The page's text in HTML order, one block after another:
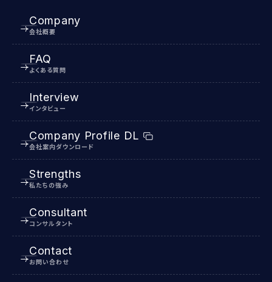
Company
会社概要
FAQ
よくある質問
Interview
インタビュー
Company Profile DL
会社案内ダウンロード
Strengths
私たちの強み
Consultant
コンサルタント
Contact
お問い合わせ